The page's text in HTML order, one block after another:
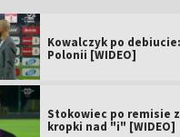
Kowalczyk po
Polonii [WIDEO]
Stokowiec po remisie
kropki nad "i" [WIDEO]